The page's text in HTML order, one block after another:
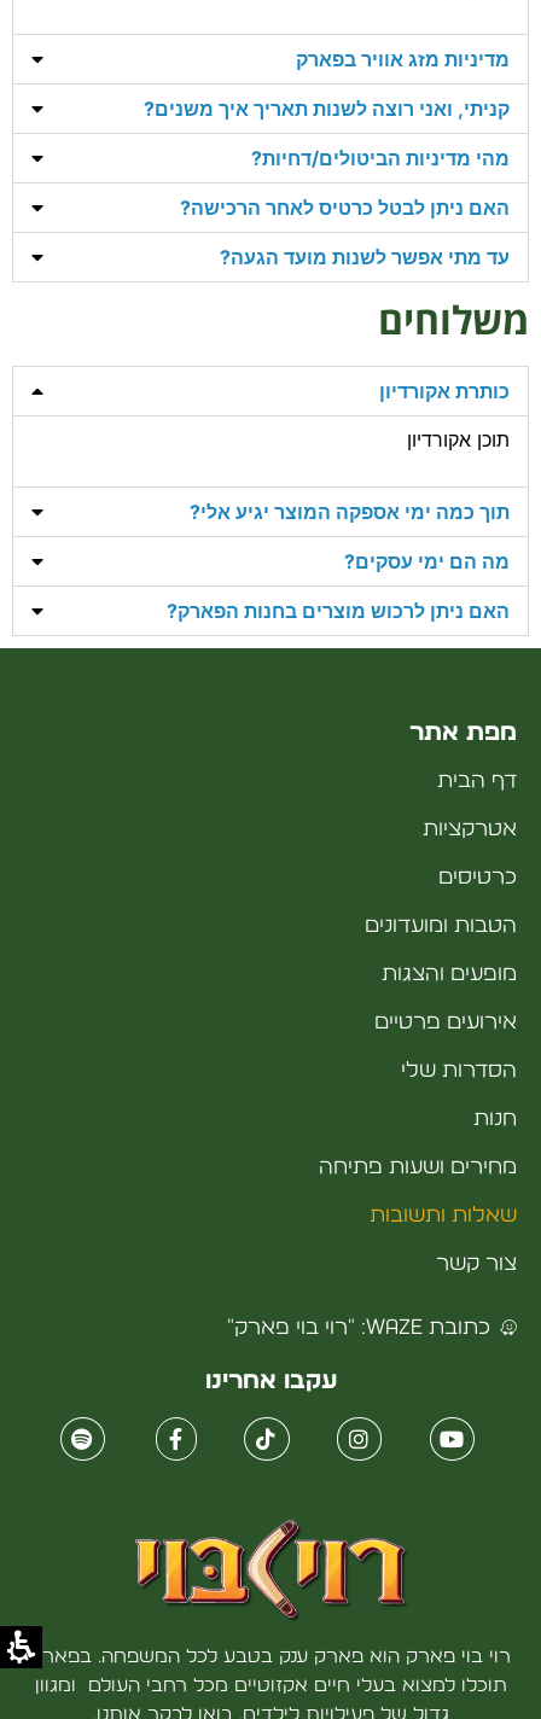
מדיניות מזג אוויר בפארק
קניתי, ואני רוצה לשנות תאריך איך משנים?
מהי מדיניות הביטולים/דחיות?
האם ניתן לבטל כרטיס לאחר הרכישה?
עד מתי אפשר לשנות מועד הגעה?
משלוחים
כותרת אקורדיון
תוכן אקורדיון
תוך כמה ימי אספקה המוצר יגיע אלי?
מה הם ימי עסקים?
האם ניתן לרכוש מוצרים בחנות הפארק?
מפת אתר
דף הבית
אטרקציות
כרטיסים
הטבות ומועדונים
מופעים והצגות
אירועים פרטיים
הסדרות שלי
חנות
מחירים ושעות פתיחה
שאלות ותשובות
צור קשר
כתובת WAZE: "רוי בוי פארק"
עקבו אחרינו
רוי בוי פארק הוא פארק ענק בטבע לכל המשפחה. בפארק
תוכלו למצוא בעלי חיים אקזוטיים מכל רחבי העולם ומגוון
גדול של פעילויות לילדים. בואו לבקר אותנו.